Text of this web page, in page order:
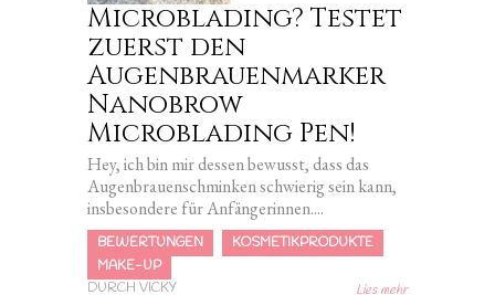
Microblading? Testet
zuerst den
Augenbrauenmarker
Nanobrow
Microblading Pen!
Hey, ich bin mir dessen bewusst, dass das
Augenbrauenschminken schwierig sein kann,
insbesondere für Anfängerinnen....
BEWERTUNGEN
KOSMETIKPRODUKTE
MAKE-UP
DURCH VICKY
Lies mehr